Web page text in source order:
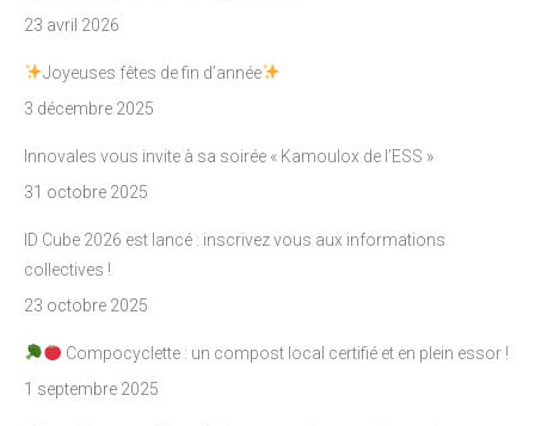
23 avril 2026
Joyeuses fêtes de fin d’année
3 décembre 2025
Innovales vous invite à sa soirée « Kamoulox de l’ESS »
31 octobre 2025
ID Cube 2026 est lancé : inscrivez vous aux informations
collectives !
23 octobre 2025
Compocyclette : un compost local certifié et en plein essor !
1 septembre 2025